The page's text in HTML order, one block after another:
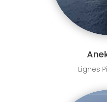
Lignes